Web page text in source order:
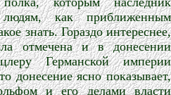
как приближенным
знать. Гораздо интереснее,
отмечена и в донесении
Германской империи
донесение ясно показывает,
и его делами власти